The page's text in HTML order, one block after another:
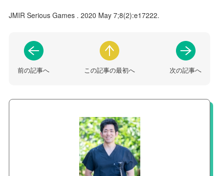
JMIR Serious Games . 2020 May 7;8(2):e17222.
前の記事へ この記事の最初へ 次の記事へ